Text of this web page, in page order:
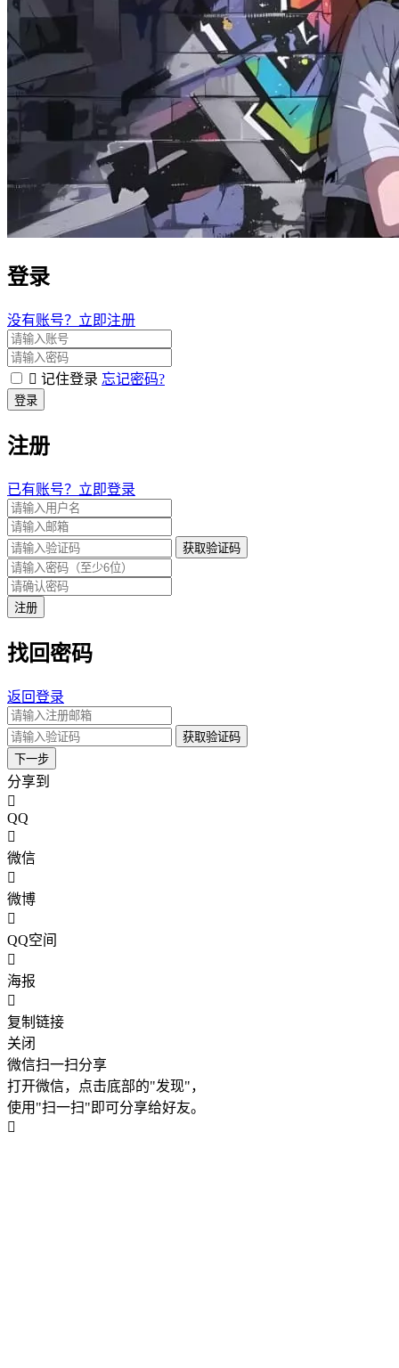
登录
没有账号？立即注册
记住登录 忘记密码?
登录
注册
已有账号？立即登录
获取验证码
注册
找回密码
返回登录
获取验证码
下一步
分享到
QQ
微信
微博
QQ空间
海报
复制链接
关闭
微信扫一扫分享
打开微信，点击底部的"发现"，
使用"扫一扫"即可分享给好友。